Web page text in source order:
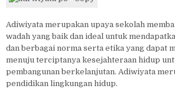
Adiwiyata merupakan upaya sekolah
wadah yang baik dan ideal untuk
dan berbagai norma serta etika yang dapat
menuju terciptanya kesejahteraan hidup
pembangunan berkelanjutan. Adiwiyata
pendidikan lingkungan hidup.